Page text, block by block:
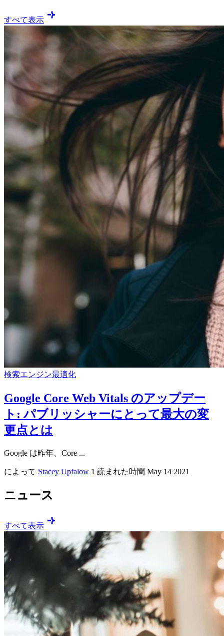
すべて表示
検索エンジン最適化
Google Core Web Vitals のアップデー
ト: パブリッシャーにとって最大の変
更点とは
Google は昨年、Core ...
によって Stacey Upfalow 1 読まれた時間 May 14 2021
ニュース
すべて表示